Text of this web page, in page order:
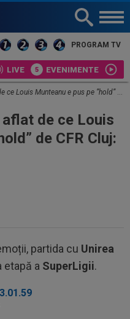
PROGRAM TV
LIVE EVENIMENTE
Munteanu e pus pe ”hold” de CFR Cluj: ”Știu de la el”
aflat de ce Louis
de CFR Cluj:
partida cu Unirea
etapă a SuperLigii.